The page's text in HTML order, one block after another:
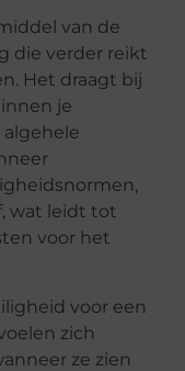
van de
die verder reikt
Het draagt bij
je
wat leidt tot
voor het
voor een
zich
ze zien